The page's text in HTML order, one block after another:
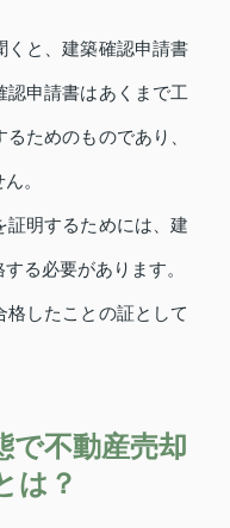
くと、建築確認申請書
認申請書はあくまで工
ためのものであり、
。
証明するためには、建
る必要があります。
したことの証として
で不動産売却
は？